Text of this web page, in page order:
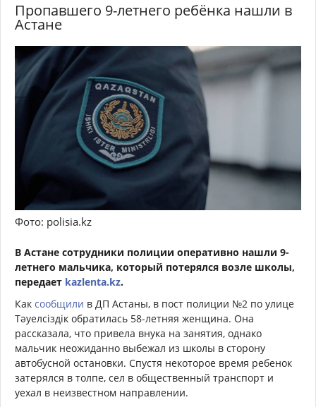
Пропавшего 9-летнего ребёнка нашли в
Астане
Фото: polisia.kz
В Астане сотрудники полиции оперативно нашли 9-
летнего мальчика, который потерялся возле школы,
передает kazlenta.kz.
Как сообщили в ДП Астаны, в пост полиции №2 по улице
Тәуелсіздік обратилась 58-летняя женщина. Она
рассказала, что привела внука на занятия, однако
мальчик неожиданно выбежал из школы в сторону
автобусной остановки. Спустя некоторое время ребенок
затерялся в толпе, сел в общественный транспорт и
уехал в неизвестном направлении.